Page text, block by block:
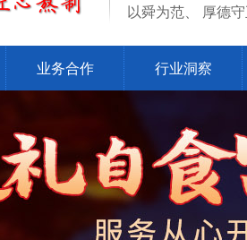
以舜为范、 厚德
业务合作 行业洞察